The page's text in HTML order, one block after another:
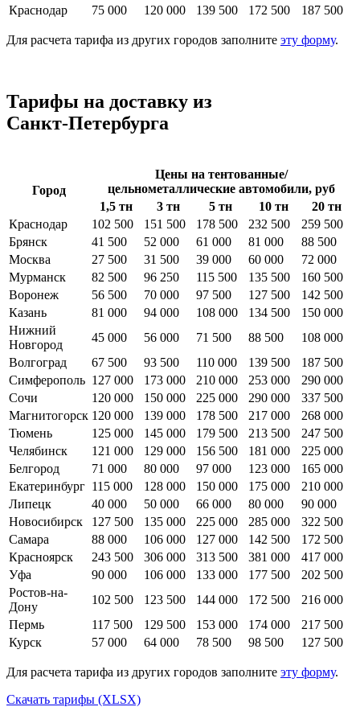
Краснодар 75 000 120 000 139 500 172 500 187 500
Для расчета тарифа из других городов заполните эту форму.
Тарифы на доставку из
Санкт‑Петербурга
Город
Цены на тентованные/
цельнометаллические автомобили, руб
1,5 тн
3 тн 5 тн 10 тн
20 тн
Краснодар
102 500 151 500 178 500 232 500
259 500
Брянск
41 500 52 000 61 000 81 000
88 500
Москва
27 500 31 500 39 000 60 000
72 000
Мурманск
82 500 96 250 115 500 135 500
160 500
Воронеж
56 500 70 000 97 500 127 500
142 500
Казань
81 000 94 000 108 000 134 500
150 000
Нижний
Новгород
45 000 56 000 71 500 88 500
108 000
Волгоград
67 500 93 500 110 000 139 500
187 500
Симферополь 127 000 173 000 210 000 253 000
290 000
Сочи
120 000 150 000 225 000 290 000
337 500
Магнитогорск 120 000 139 000 178 500 217 000
268 000
Тюмень
125 000 145 000 179 500 213 500
247 500
Челябинск
121 000 129 000 156 500 181 000
225 000
Белгород
71 000 80 000 97 000 123 000
165 000
Екатеринбург 115 000 128 000 150 000 175 000
210 000
Липецк
40 000 50 000 66 000 80 000
90 000
Новосибирск
127 500 135 000 225 000 285 000
322 500
Самара
88 000 106 000 127 000 142 500
172 500
Красноярск
243 500 306 000 313 500 381 000
417 000
Уфа
90 000 106 000 133 000 177 500
202 500
Ростов-на-
Дону
102 500 123 500 144 000 172 500
216 000
Пермь
117 500 129 500 153 000 174 000
217 500
Курск
57 000 64 000 78 500 98 500 127 500
Для расчета тарифа из других городов заполните эту форму.
Скачать тарифы (XLSX)